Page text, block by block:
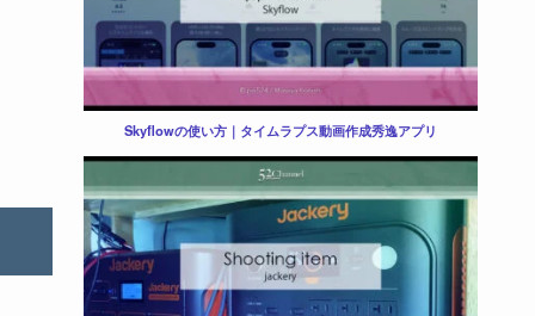
Skyflowの使い方｜タイムラプス動画作成秀逸アプリ